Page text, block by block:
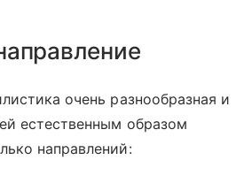
очень разнообразная и
естественным образом
направлений: